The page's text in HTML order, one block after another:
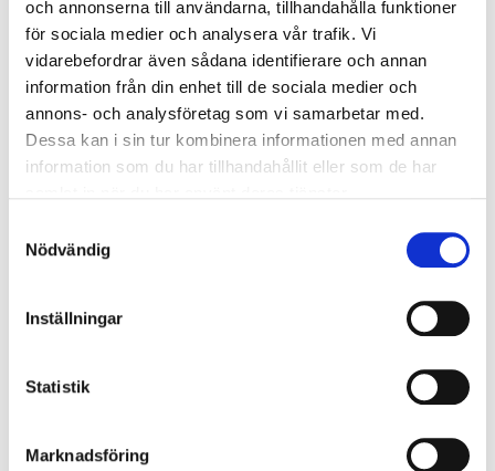
och annonserna till användarna, tillhandahålla funktioner
för sociala medier och analysera vår trafik. Vi
vidarebefordrar även sådana identifierare och annan
information från din enhet till de sociala medier och
annons- och analysföretag som vi samarbetar med.
Dessa kan i sin tur kombinera informationen med annan
information som du har tillhandahållit eller som de har
Nödvändig
Inställningar
Statistik
Marknadsföring
Watch video
SCHINE Pill Box & SCHINE Pill Popper
The Schine Pill Box offers a new way to store / dispense
pills. The roller shutter opens and closes easily, without
troublesome protruding parts.